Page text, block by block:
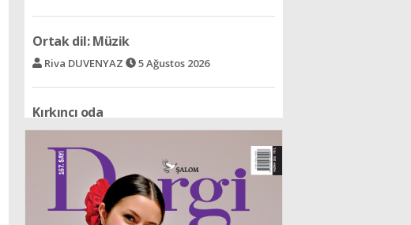
Ortak dil: Müzik
Riva DUVENYAZ 5 Ağustos 2026
Kırkıncı oda
Avram VENTURA 5 Ağustos 2026
FIFA ve UEFA Savaş başladı!
Vedat LEVENT 5 Ağustos 2026